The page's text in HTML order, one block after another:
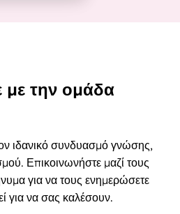
με την ομάδα
ιδανικό συνδυασμό γνώσης,
Επικοινωνήστε μαζί τους
για να τους ενημερώσετε
για να σας καλέσουν.